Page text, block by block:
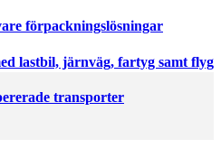
förpackningslösningar
lastbil, järnväg, fartyg samt flyg
transporter